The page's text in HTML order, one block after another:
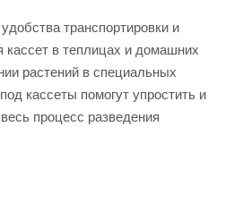
транспортировки и
кассет в теплицах и домашних
растений в специальных
кассеты помогут упростить и
процесс разведения